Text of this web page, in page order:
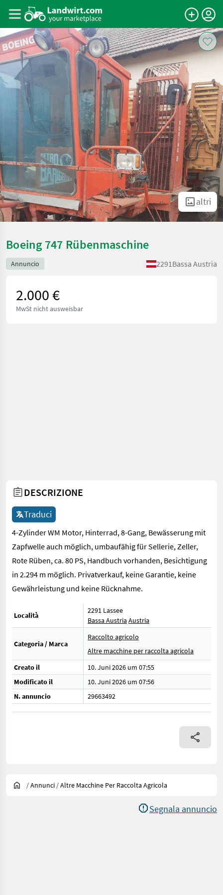
altri
Boeing 747 Rübenmaschine
Annuncio 2291Bassa Austria
2.000 €
MwSt nicht ausweisbar
DESCRIZIONE
Traduci
4-Zylinder WM Motor, Hinterrad, 8-Gang, Bewässerung mit
Zapfwelle auch möglich, umbaufähig für Sellerie, Zeller,
Rote Rüben, ca. 80 PS, Handbuch vorhanden, Besichtigung
in 2.294 m möglich. Privatverkauf, keine Garantie, keine
Gewährleistung und keine Rücknahme.
Località
2291 Lassee
Bassa Austria Austria
Categoria / Marca
Raccolto agricolo
Altre macchine per raccolta agricola
Creato il
10. Juni 2026 um 07:55
Modificato il
10. Juni 2026 um 07:56
N. annuncio
29663492
/Annunci /Altre Macchine Per Raccolta Agricola
Segnala annuncio